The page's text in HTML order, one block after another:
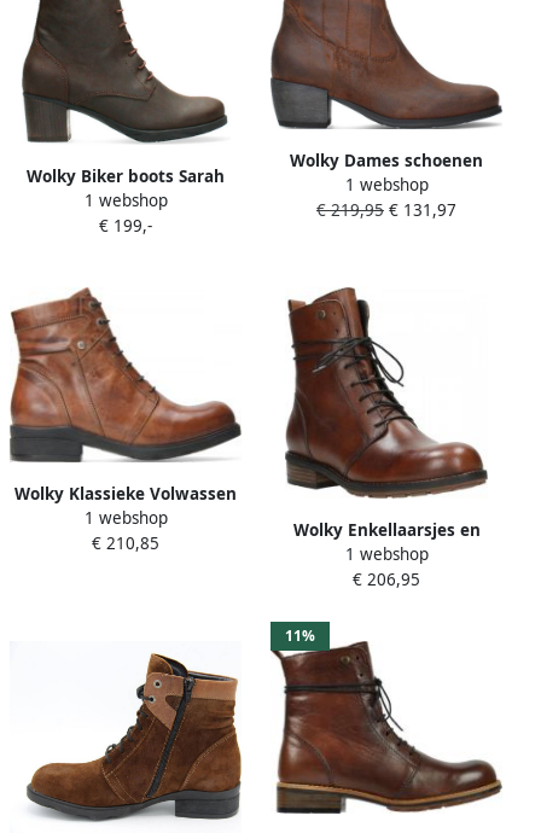
Wolky Biker boots Sarah
donkerbruin nubuck
1 webshop
€ 199,-
Wolky Dames schoenen
0287845 Lubbock cognac
1 webshop
€ 219,95 € 131,97
Wolky Klassieke Volwassen
Schoenen voor Dagelijks
Gebruik
1 webshop
€ 210,85
Wolky Enkellaarsjes en
boots Murray XW cognac
leer
1 webshop
€ 206,95
11%